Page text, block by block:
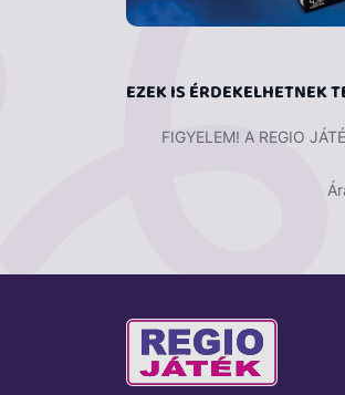
EZEK IS ÉRDEKELHETNEK
FIGYELEM! A REGIO